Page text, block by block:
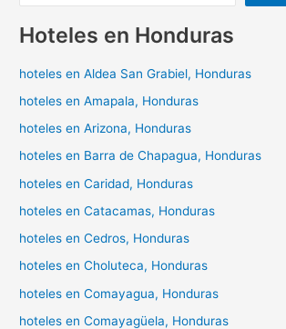
Hoteles en Honduras
hoteles en Aldea San Grabiel, Honduras
hoteles en Amapala, Honduras
hoteles en Arizona, Honduras
hoteles en Barra de Chapagua, Honduras
hoteles en Caridad, Honduras
hoteles en Catacamas, Honduras
hoteles en Cedros, Honduras
hoteles en Choluteca, Honduras
hoteles en Comayagua, Honduras
hoteles en Comayagüela, Honduras